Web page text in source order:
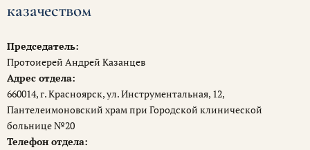
казачеством
Председатель:
Протоиерей Андрей Казанцев
Адрес отдела:
660014, г. Красноярск, ул. Инструментальная, 12,
Пантелеимоновский храм при Городской клинической
больнице №20
Телефон отдела: